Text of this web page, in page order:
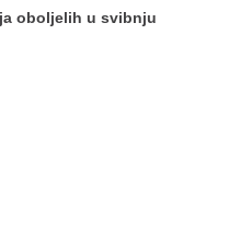
oboljelih u svibnju